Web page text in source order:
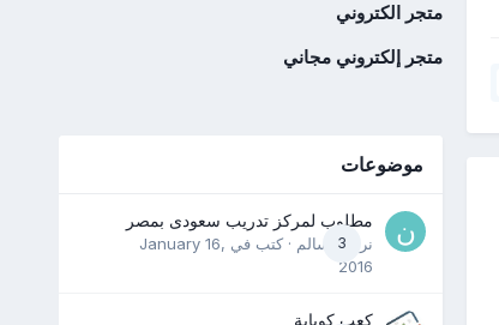
متجر الكتروني
متجر إلكتروني مجاني
موضوعات
3
مطلوب لمركز تدريب سعودى بمصر
نرمين سالم · كتب في January 16,
2016
كعب كوباية